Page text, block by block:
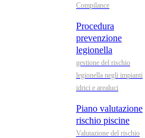
Compilance
Procedura
prevenzione
legionella
gestione del rischio
legionella negli impianti
idrici e arealuci
Piano valutazione
rischio piscine
Valutazione del rischio